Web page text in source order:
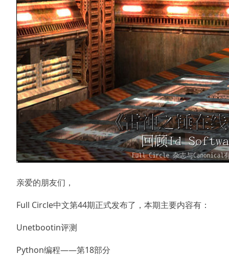
亲爱的朋友们，
Full Circle中文第44期正式发布了，本期主要内容有：
Unetbootin评测
Python编程——第18部分